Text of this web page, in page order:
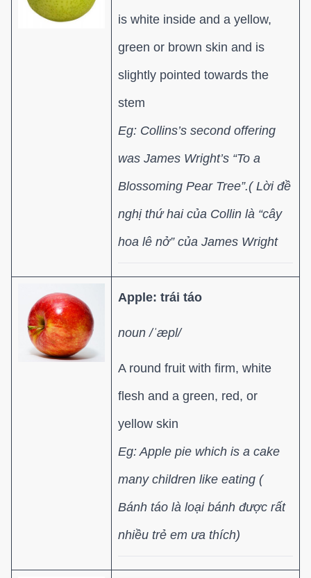
is white inside and a yellow,
green or brown skin and is
slightly pointed towards the
stem
Eg: Collins’s second offering
was James Wright’s “To a
Blossoming Pear Tree”.( Lời đề
nghị thứ hai của Collin là “cây
hoa lê nở” của James Wright
Apple: trái táo
noun /ˈæpl/
A round fruit with firm, white
flesh and a green, red, or
yellow skin
Eg: Apple pie which is a cake
many children like eating (
Bánh táo là loại bánh được rất
nhiều trẻ em ưa thích)